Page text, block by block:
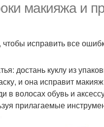
макияжа и
исправить все
достань куклу из
и она исправит
в волосах обувь и
прилагаемые